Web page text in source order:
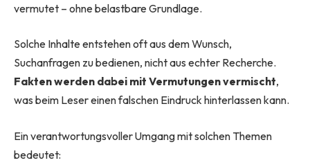
vermutet – ohne belastbare Grundlage.
Solche Inhalte entstehen oft aus dem Wunsch,
Suchanfragen zu bedienen, nicht aus echter Recherche.
Fakten werden dabei mit Vermutungen vermischt,
was beim Leser einen falschen Eindruck hinterlassen kann.
Ein verantwortungsvoller Umgang mit solchen Themen
bedeutet: